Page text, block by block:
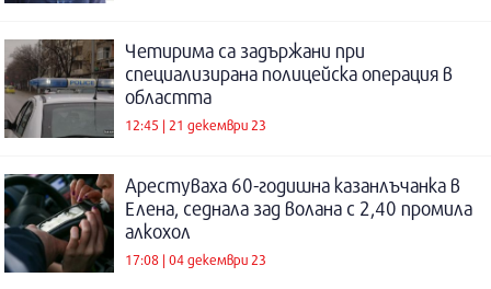
Четирима са задържани при
специализирана полицейска операция в
областта
12:45 | 21 декември 23
Арестуваха 60-годишна казанлъчанка в
Елена, седнала зад волана с 2,40 промила
алкохол
17:08 | 04 декември 23